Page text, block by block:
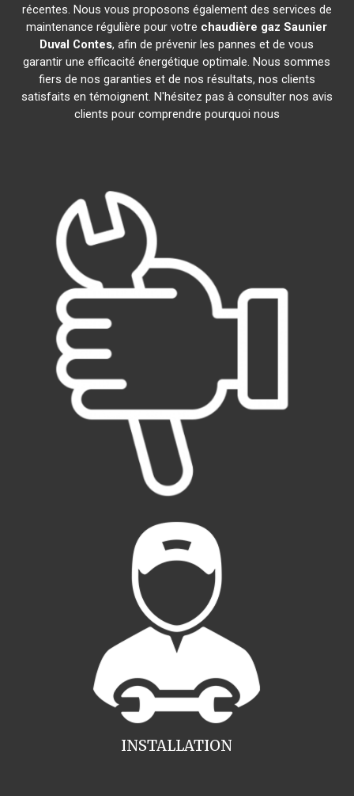
récentes. Nous vous proposons également des services de
maintenance régulière pour votre chaudière gaz Saunier
Duval Contes, afin de prévenir les pannes et de vous
garantir une efficacité énergétique optimale. Nous sommes
fiers de nos garanties et de nos résultats, nos clients
satisfaits en témoignent. N'hésitez pas à consulter nos avis
clients pour comprendre pourquoi nous
INSTALLATION